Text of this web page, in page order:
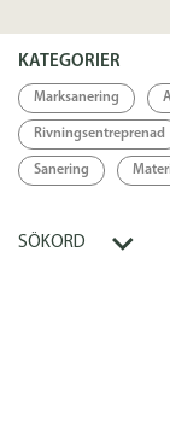
KATEGORIER
Marksanering
Rivningsentreprenad
Sanering
SÖKORD